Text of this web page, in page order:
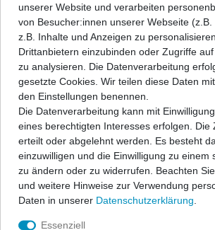
Beschreibung
Angaben Produktsicherheit
Passform-Fußmatten:
- passgenau nach Form des Fußraums
- hochwertige, strapazierfähige Velourqualität
- Antirutsch-Schutz auf der Unterseite
Befestigungssystem, oder im Lieferumfang
entsprechende Befestigungsteile zur
benötigt wird.
unserer Website und verarbeiten
von Besucher:innen unserer Webseite
z.B. Inhalte und Anzeigen zu
Drittanbietern einzubinden oder Zugriffe
zu analysieren. Die Datenverarbeitung
gesetzte Cookies. Wir teilen diese Daten
den Einstellungen benennen.
Die Datenverarbeitung kann mit
eines berechtigten Interesses erfolgen. Die
erteilt oder abgelehnt werden. Es besteht
einzuwilligen und die Einwilligung zu einem
zu ändern oder zu widerrufen. Beachten
und weitere Hinweise zur Verwendung
Daten in unserer Daten­schutz­erklärung
Essenziell